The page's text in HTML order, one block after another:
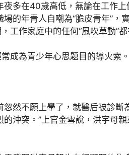
多在40歲高低，無論在工作
的年青人自嘲為“脆皮青年”，
工作家庭中的任何“風吹草動”
成為青少年心思題目的導火索。
然不願上學了，就醫后被診斷
沖突。”上官金雪說，洪宇母